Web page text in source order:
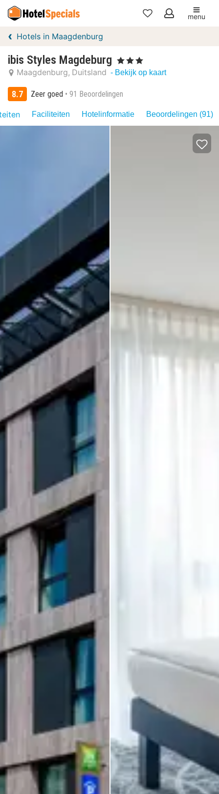
Mijn
menu
Hotels in Maagdenburg
ibis Styles Magdeburg , 3 Sterren
Maagdenburg Duitsland - Bekijk op kaart
8.7 Zeer goed 91 Beoordelingen
Faciliteiten Hotelinformatie Beoordelingen (91)